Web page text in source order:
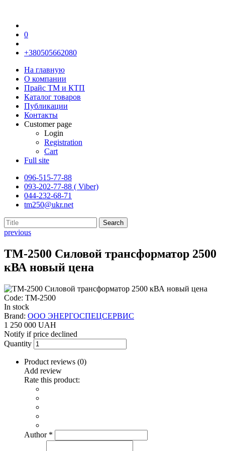
0
+380505662080
На главную
О компании
Прайс TM и КТП
Каталог товаров
Публикации
Контакты
Customer page
Login
Registration
Cart
Full site
096-515-77-88
093-202-77-88 ( Viber)
044-232-68-71
tm250@ukr.net
previous
ТМ-2500 Силовой трансформатор 2500
кВА новый цена
Code: ТМ-2500
In stock
Brand: ООО ЭНЕРГОСПЕЦСЕРВИС
1 250 000 UAH
Notify if price declined
Quantity
Product reviews (0)
Add review
Rate this product:
Author *